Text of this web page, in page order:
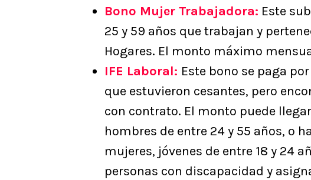
Bono Mujer Trabajadora: Este
25 y 59 años que trabajan y
Hogares. El monto máximo
IFE Laboral: Este bono se paga
que estuvieron cesantes, pero
con contrato. El monto puede
hombres de entre 24 y 55 años, o
mujeres, jóvenes de entre 18 y 24
personas con discapacidad y